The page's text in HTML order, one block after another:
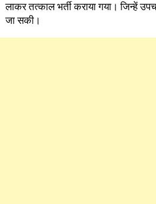
लाकर तत्काल भर्ती कराया गया। जिन्हें
जा सकी।